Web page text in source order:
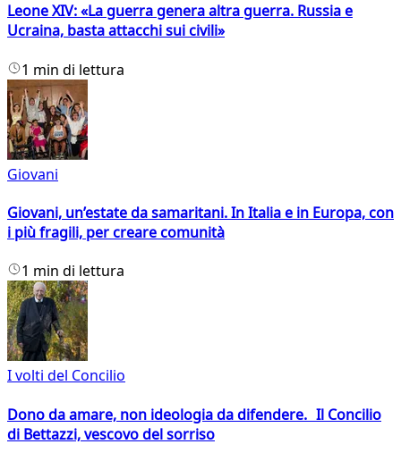
Leone XIV: «La guerra genera altra guerra. Russia e
Ucraina, basta attacchi sui civili»
1 min di lettura
Giovani
Giovani, un’estate da samaritani. In Italia e in Europa, con
i più fragili, per creare comunità
1 min di lettura
I volti del Concilio
Dono da amare, non ideologia da difendere. Il Concilio
di Bettazzi, vescovo del sorriso